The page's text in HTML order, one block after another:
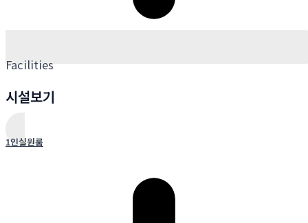
Facilities
시설보기
1인실원룸